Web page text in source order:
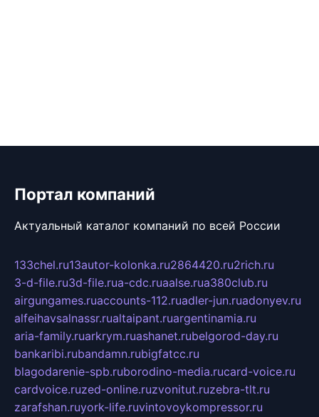
Портал компаний
Актуальный каталог компаний по всей России
133chel.ru13autor-kolonka.ru2864420.ru2rich.ru
3-d-file.ru3d-file.rua-cdc.ruaalse.rua380club.ru
airgungames.ruaccounts-112.ruadler-jun.ruadonyev.ru
alfeihavsalnassr.rualtaipant.ruargentinamia.ru
aria-family.ruarkrym.ruashanet.rubelgorod-day.ru
bankaribi.rubandamn.rubigfatcc.ru
blagodarenie-spb.ruborodino-media.rucard-voice.ru
cardvoice.ruzed-online.ruzvonitut.ruzebra-tlt.ru
zarafshan.ruyork-life.ruvintovoykompressor.ru